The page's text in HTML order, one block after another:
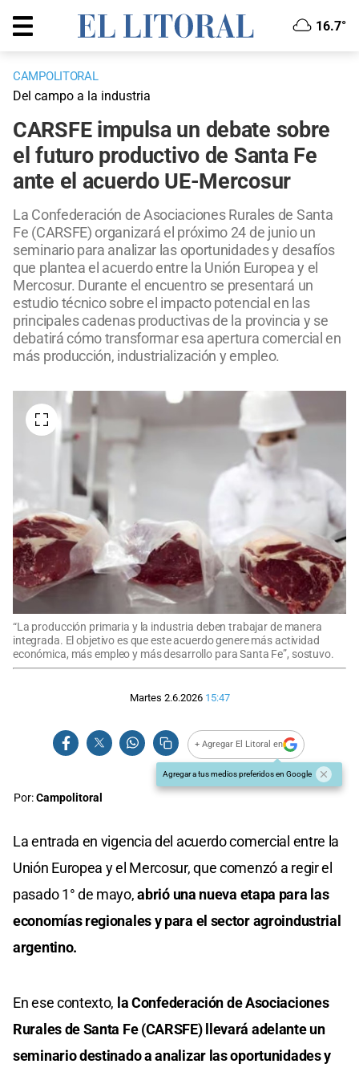
16.7°
CAMPOLITORAL
Del campo a la industria
CARSFE impulsa un debate sobre
el futuro productivo de Santa Fe
ante el acuerdo UE-Mercosur
La Confederación de Asociaciones Rurales de Santa
Fe (CARSFE) organizará el próximo 24 de junio un
seminario para analizar las oportunidades y desafíos
que plantea el acuerdo entre la Unión Europea y el
Mercosur. Durante el encuentro se presentará un
estudio técnico sobre el impacto potencial en las
principales cadenas productivas de la provincia y se
debatirá cómo transformar esa apertura comercial en
más producción, industrialización y empleo.
“La producción primaria y la industria deben trabajar de manera
integrada. El objetivo es que este acuerdo genere más actividad
económica, más empleo y más desarrollo para Santa Fe”, sostuvo.
Martes 2.6.2026 15:47
+ Agregar El Litoral en
Agregar a tus medios preferidos en Google
Por:Campolitoral
La entrada en vigencia del acuerdo comercial entre la
Unión Europea y el Mercosur, que comenzó a regir el
pasado 1° de mayo,abrió una nueva etapa para las
economías regionales y para el sector agroindustrial
argentino.
En ese contexto, la Confederación de Asociaciones
Rurales de Santa Fe (CARSFE) llevará adelante un
seminario destinado a analizar las oportunidades y